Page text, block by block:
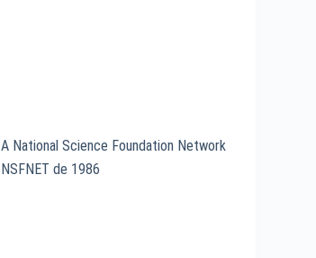
A National Science Foundation Network
NSFNET de 1986